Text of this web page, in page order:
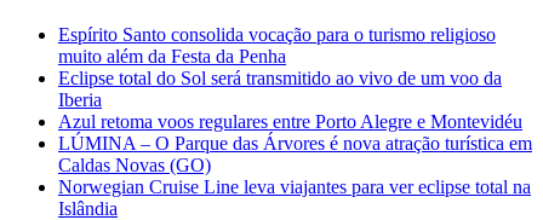
Espírito Santo consolida vocação para o turismo religioso
muito além da Festa da Penha
Eclipse total do Sol será transmitido ao vivo de um voo da
Iberia
Azul retoma voos regulares entre Porto Alegre e Montevidéu
LÚMINA – O Parque das Árvores é nova atração turística em
Caldas Novas (GO)
Norwegian Cruise Line leva viajantes para ver eclipse total na
Islândia